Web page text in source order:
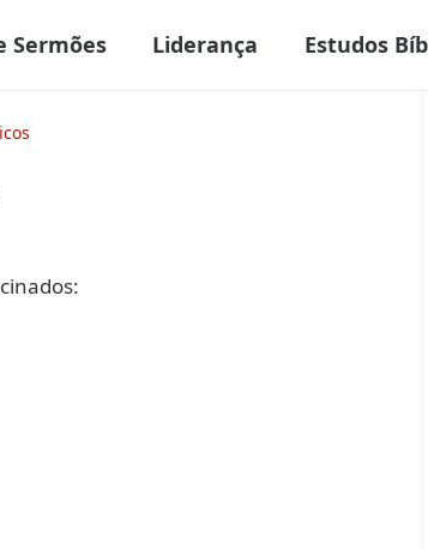
Sermões Liderança Estudos